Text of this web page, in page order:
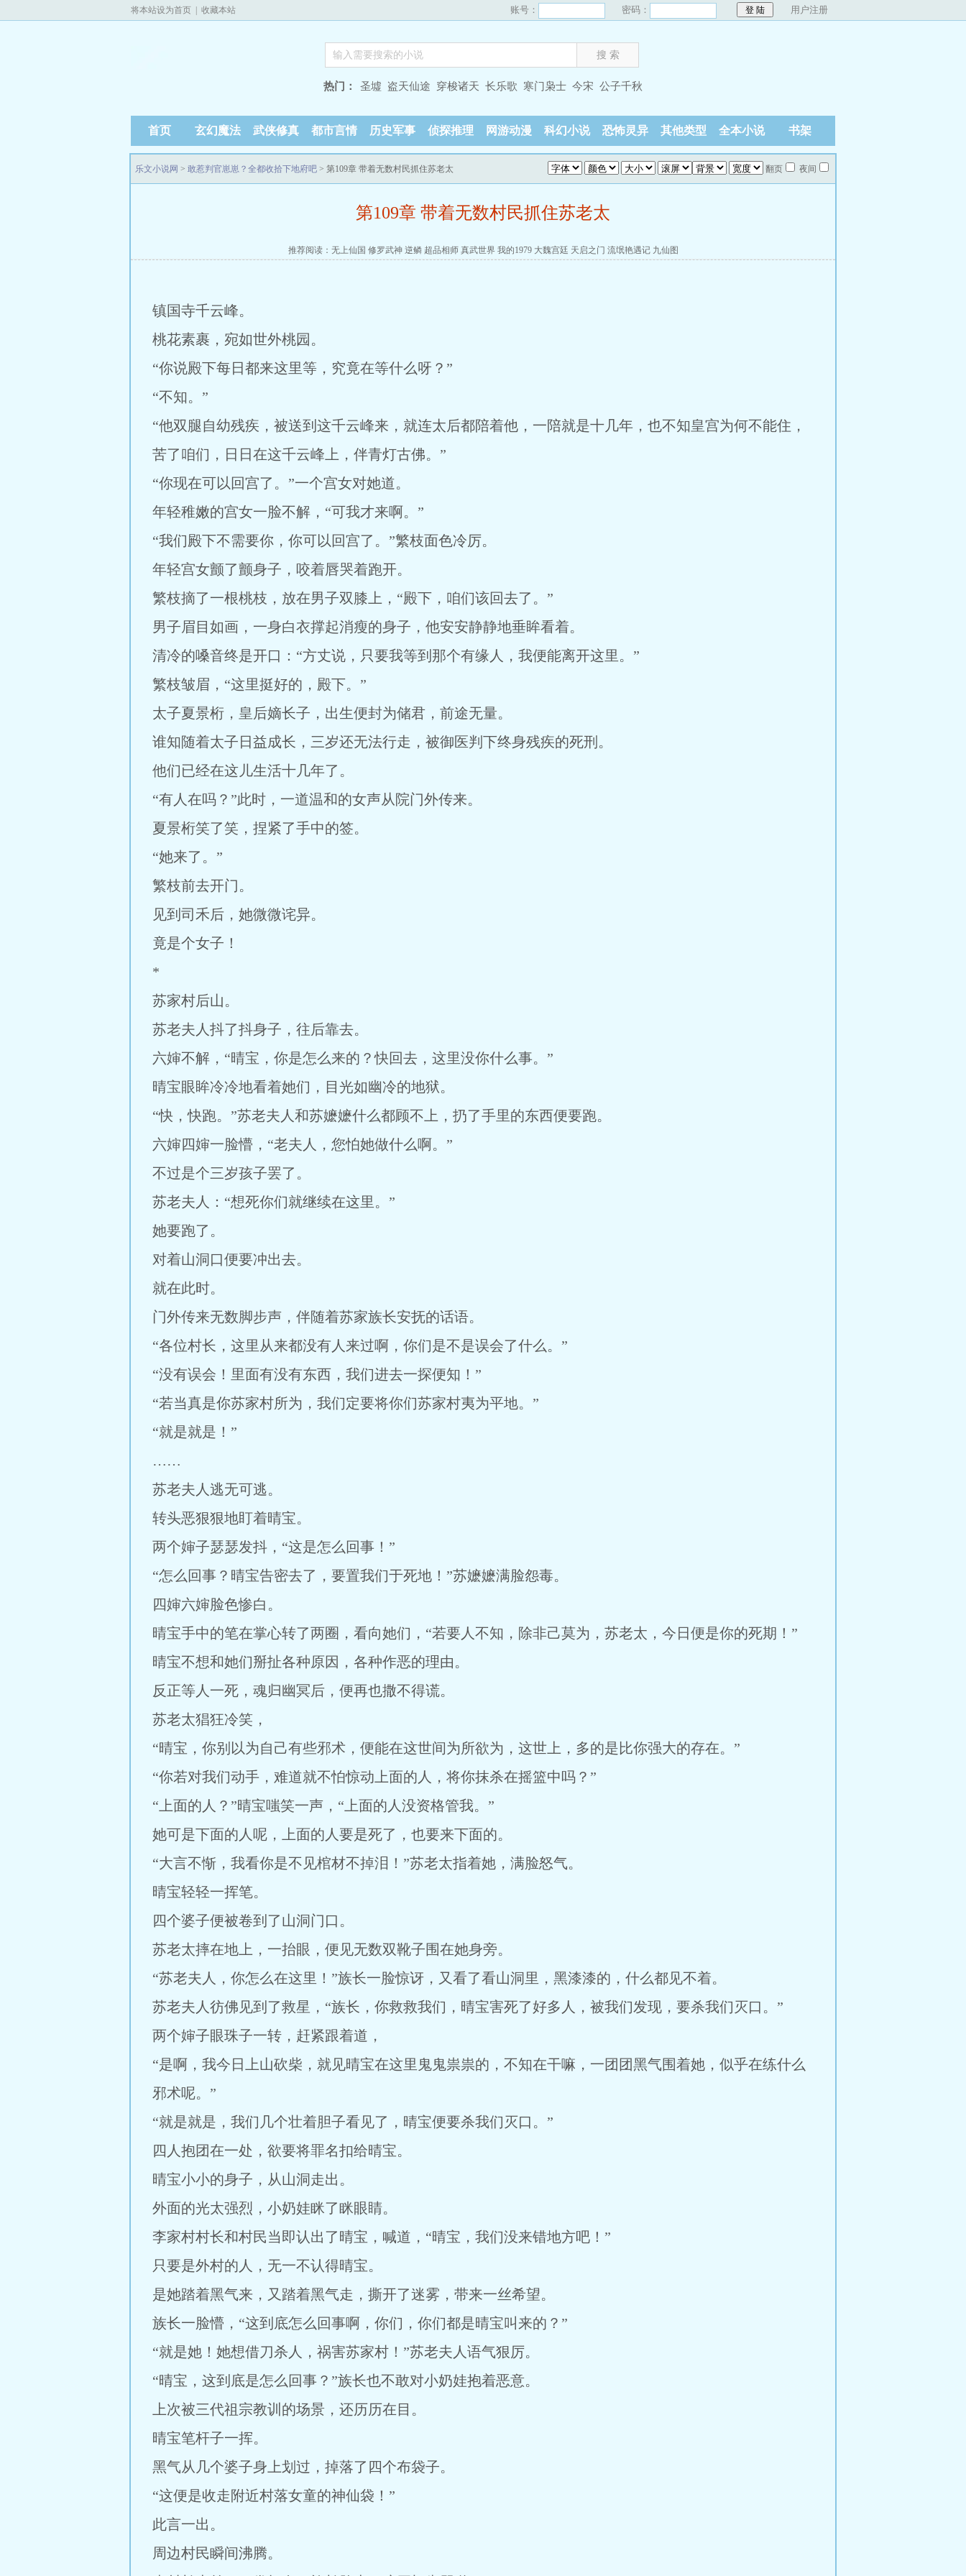
将本站设为首页 收藏本站 账号： 密码： 用户注册
热门： 圣墟 盗天仙途 穿梭诸天 长乐歌 寒门枭士 今宋 公子千秋
首页 玄幻魔法 武侠修真 都市言情 历史军事 侦探推理 网游动漫 科幻小说 恐怖灵异 其他类型 全本小说 书架
乐文小说网 > 敢惹判官崽崽？全都收拾下地府吧 > 第109章 带着无数村民抓住苏老太 翻页 夜间
第109章 带着无数村民抓住苏老太
推荐阅读： 无上仙国 修罗武神 逆鳞 超品相师 真武世界 我的1979 大魏宫廷 天启之门 流氓艳遇记 九仙图
镇国寺千云峰。
桃花素裹，宛如世外桃园。
“你说殿下每日都来这里等，究竟在等什么呀？”
“不知。”
“他双腿自幼残疾，被送到这千云峰来，就连太后都陪着他，一陪就是十几年，也不知皇宫为何不能住，
苦了咱们，日日在这千云峰上，伴青灯古佛。”
“你现在可以回宫了。”一个宫女对她道。
年轻稚嫩的宫女一脸不解，“可我才来啊。”
“我们殿下不需要你，你可以回宫了。”繁枝面色冷厉。
年轻宫女颤了颤身子，咬着唇哭着跑开。
繁枝摘了一根桃枝，放在男子双膝上，“殿下，咱们该回去了。”
男子眉目如画，一身白衣撑起消瘦的身子，他安安静静地垂眸看着。
清冷的嗓音终是开口：“方丈说，只要我等到那个有缘人，我便能离开这里。”
繁枝皱眉，“这里挺好的，殿下。”
太子夏景桁，皇后嫡长子，出生便封为储君，前途无量。
谁知随着太子日益成长，三岁还无法行走，被御医判下终身残疾的死刑。
他们已经在这儿生活十几年了。
“有人在吗？”此时，一道温和的女声从院门外传来。
夏景桁笑了笑，捏紧了手中的签。
“她来了。”
繁枝前去开门。
见到司禾后，她微微诧异。
竟是个女子！
*
苏家村后山。
苏老夫人抖了抖身子，往后靠去。
六婶不解，“晴宝，你是怎么来的？快回去，这里没你什么事。”
晴宝眼眸冷冷地看着她们，目光如幽冷的地狱。
“快，快跑。”苏老夫人和苏嬷嬷什么都顾不上，扔了手里的东西便要跑。
六婶四婶一脸懵，“老夫人，您怕她做什么啊。”
不过是个三岁孩子罢了。
苏老夫人：“想死你们就继续在这里。”
她要跑了。
对着山洞口便要冲出去。
就在此时。
门外传来无数脚步声，伴随着苏家族长安抚的话语。
“各位村长，这里从来都没有人来过啊，你们是不是误会了什么。”
“没有误会！里面有没有东西，我们进去一探便知！”
“若当真是你苏家村所为，我们定要将你们苏家村夷为平地。”
“就是就是！”
……
苏老夫人逃无可逃。
转头恶狠狠地盯着晴宝。
两个婶子瑟瑟发抖，“这是怎么回事！”
“怎么回事？晴宝告密去了，要置我们于死地！”苏嬷嬷满脸怨毒。
四婶六婶脸色惨白。
晴宝手中的笔在掌心转了两圈，看向她们，“若要人不知，除非己莫为，苏老太，今日便是你的死期！”
晴宝不想和她们掰扯各种原因，各种作恶的理由。
反正等人一死，魂归幽冥后，便再也撒不得谎。
苏老太猖狂冷笑，
“晴宝，你别以为自己有些邪术，便能在这世间为所欲为，这世上，多的是比你强大的存在。”
“你若对我们动手，难道就不怕惊动上面的人，将你抹杀在摇篮中吗？”
“上面的人？”晴宝嗤笑一声，“上面的人没资格管我。”
她可是下面的人呢，上面的人要是死了，也要来下面的。
“大言不惭，我看你是不见棺材不掉泪！”苏老太指着她，满脸怒气。
晴宝轻轻一挥笔。
四个婆子便被卷到了山洞门口。
苏老太摔在地上，一抬眼，便见无数双靴子围在她身旁。
“苏老夫人，你怎么在这里！”族长一脸惊讶，又看了看山洞里，黑漆漆的，什么都见不着。
苏老夫人彷佛见到了救星，“族长，你救救我们，晴宝害死了好多人，被我们发现，要杀我们灭口。”
两个婶子眼珠子一转，赶紧跟着道，
“是啊，我今日上山砍柴，就见晴宝在这里鬼鬼祟祟的，不知在干嘛，一团团黑气围着她，似乎在练什么
邪术呢。”
“就是就是，我们几个壮着胆子看见了，晴宝便要杀我们灭口。”
四人抱团在一处，欲要将罪名扣给晴宝。
晴宝小小的身子，从山洞走出。
外面的光太强烈，小奶娃眯了眯眼睛。
李家村村长和村民当即认出了晴宝，喊道，“晴宝，我们没来错地方吧！”
只要是外村的人，无一不认得晴宝。
是她踏着黑气来，又踏着黑气走，撕开了迷雾，带来一丝希望。
族长一脸懵，“这到底怎么回事啊，你们，你们都是晴宝叫来的？”
“就是她！她想借刀杀人，祸害苏家村！”苏老夫人语气狠厉。
“晴宝，这到底是怎么回事？”族长也不敢对小奶娃抱着恶意。
上次被三代祖宗教训的场景，还历历在目。
晴宝笔杆子一挥。
黑气从几个婆子身上划过，掉落了四个布袋子。
“这便是收走附近村落女童的神仙袋！”
此言一出。
周边村民瞬间沸腾。